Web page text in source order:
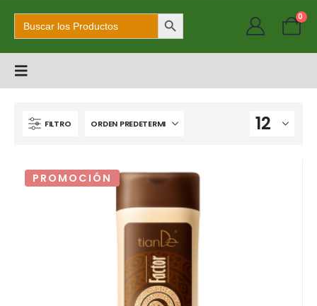
Buscar: Botón de búsqueda 0
FILTRO
PROMOCIÓN